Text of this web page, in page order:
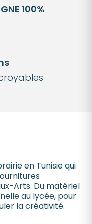
100%
en Tunisie qui
Arts. Du matériel
au lycée, pour
la créativité.